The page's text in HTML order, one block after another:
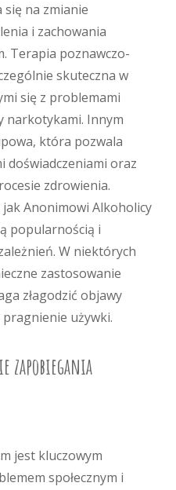
na zmianie
i zachowania
Terapia poznawczo-
skuteczna w
się z problemami
narkotykami. Innym
która pozwala
doświadczeniami oraz
zdrowienia.
Anonimowi Alkoholicy
popularnością i
W niektórych
zastosowanie
złagodzić objawy
używki.
zapobiegania
jest kluczowym
społecznym i